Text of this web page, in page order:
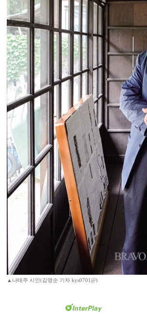
▲나태주 시인(김영순 기자 kys0701@)